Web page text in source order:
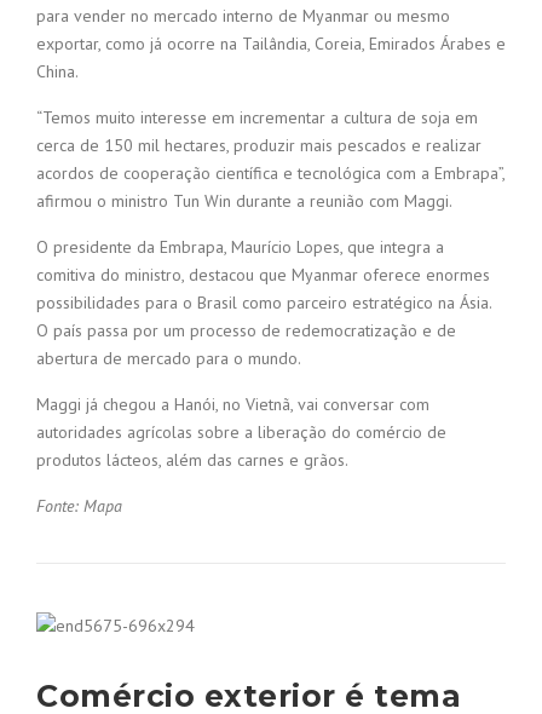
para vender no mercado interno de Myanmar ou mesmo
exportar, como já ocorre na Tailândia, Coreia, Emirados Árabes e
China.
“Temos muito interesse em incrementar a cultura de soja em
cerca de 150 mil hectares, produzir mais pescados e realizar
acordos de cooperação científica e tecnológica com a Embrapa”,
afirmou o ministro Tun Win durante a reunião com Maggi.
O presidente da Embrapa, Maurício Lopes, que integra a
comitiva do ministro, destacou que Myanmar oferece enormes
possibilidades para o Brasil como parceiro estratégico na Ásia.
O país passa por um processo de redemocratização e de
abertura de mercado para o mundo.
Maggi já chegou a Hanói, no Vietnã, vai conversar com
autoridades agrícolas sobre a liberação do comércio de
produtos lácteos, além das carnes e grãos.
Fonte: Mapa
Comércio exterior é tema